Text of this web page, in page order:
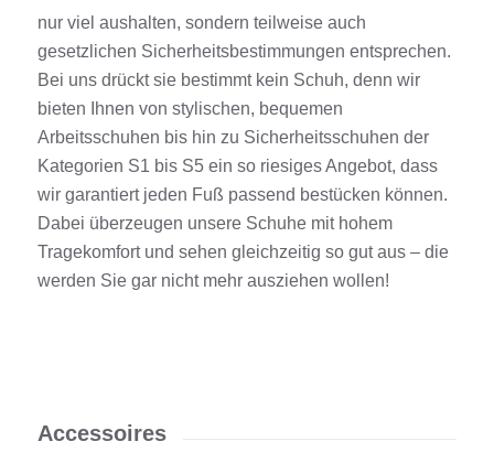
nur viel aushalten, sondern teilweise auch
gesetzlichen Sicherheitsbestimmungen entsprechen.
Bei uns drückt sie bestimmt kein Schuh, denn wir
bieten Ihnen von stylischen, bequemen
Arbeitsschuhen bis hin zu Sicherheitsschuhen der
Kategorien S1 bis S5 ein so riesiges Angebot, dass
wir garantiert jeden Fuß passend bestücken können.
Dabei überzeugen unsere Schuhe mit hohem
Tragekomfort und sehen gleichzeitig so gut aus – die
werden Sie gar nicht mehr ausziehen wollen!
Accessoires